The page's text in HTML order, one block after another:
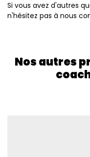
Si vous avez d'autres
n'hésitez pas à nous
Nos autres